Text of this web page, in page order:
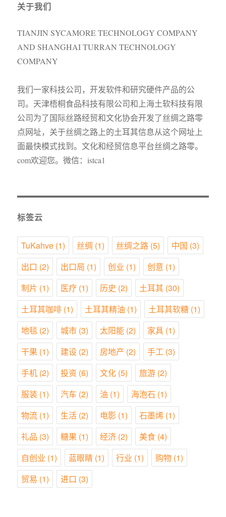
关于我们
TIANJIN SYCAMORE TECHNOLOGY COMPANY
AND SHANGHAI TURRAN TECHNOLOGY
COMPANY
我们一家科技公司，开发软件和研究硬件产品的公
司。天津梧桐食品科技有限公司和上海土软科技有限
公司为了国际丝路经贸和文化协会开发了丝绸之路零
点网址，关于丝绸之路上的土耳其信息从这个网址上
面最快模式找到。文化和经贸信息平台丝绸之路零。
com欢迎您。微信：istca1
标签云
TuKahve (1) 丝绸 (1) 丝绸之路 (5) 中国 (3)
出口 (2) 出口局 (1) 创业 (1) 创意 (1)
制片 (1) 医疗 (1) 历史 (2) 土耳其 (30)
土耳其咖啡 (1) 土耳其精油 (1) 土耳其软糖 (1)
地毯 (2) 城市 (3) 太阳能 (2) 家具 (1)
干果 (1) 建设 (2) 房地产 (2) 手工 (3)
手机 (2) 投资 (6) 文化 (5) 旅游 (2)
服装 (1) 汽车 (2) 油 (1) 海泡石 (1)
物流 (1) 生活 (2) 电影 (1) 石墨烯 (1)
礼品 (3) 糖果 (1) 经济 (2) 美食 (4)
自创业 (1) 蓝眼睛 (1) 行业 (1) 购物 (1)
贸易 (1) 进口 (3)